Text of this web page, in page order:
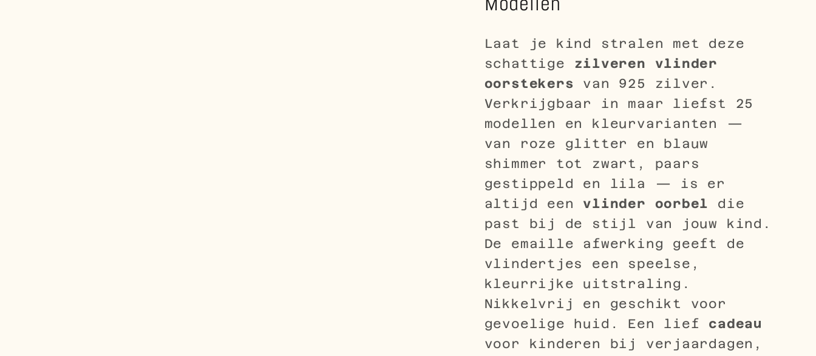
Laat je kind stralen met deze
schattige zilveren vlinder
oorstekers
van 925 zilver.
Verkrijgbaar in maar liefst 25
modellen en kleurvarianten —
van roze glitter en blauw
shimmer tot zwart, paars
gestippeld en lila — is er
altijd een vlinder oorbel die
past bij de stijl van jouw kind.
De emaille afwerking geeft de
vlindertjes een speelse,
kleurrijke uitstraling.
Nikkelvrij en geschikt voor
gevoelige huid. Een lief cadeau
voor kinderen bij verjaardagen,